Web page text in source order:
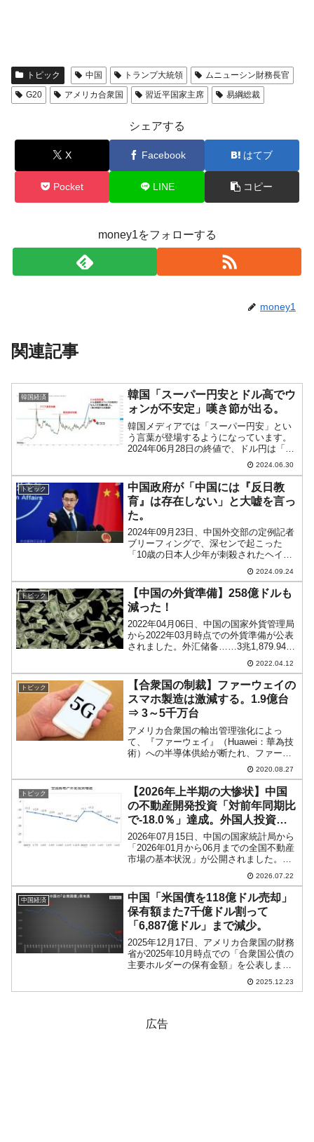
Fact1
なスーパーリーグとは？
Fact1
日本人マスターズ挑戦の歴史。松山以前に最高位
Fact1
甲子園通算本塁打、最多の清原に次いで多く打っ
ている意外な選手とは？
Fact1 セレクトセールの高額取引馬が稼いだ金額とは？
トピック 中国 トランプ大統領
ムニューシン財務長官
G20
アメリカ合衆国 習近平国家主席 易綱総裁
シェアする
X Facebook はてブ
Pocket LINE コピー
money1をフォローする
money1
関連記事
韓国経済
韓国「スーパー円安とドル高でウ
ォンが不安定」嘆き節が出る。
韓国メディアでは「スーパー円安」とい
う言葉が登場するようになっています。
2024年06月28日の終値で、ドル円は「1
ドル＝160.83円」まで円安が進行してい
ます（チャートは『Investing.com』より
引用／日足：以下同）。↑2024...
2024.06.30
トピック
中国政府が「中国には『反日教
育』は存在しない」と大嘘を言っ
た。
2024年09月23日、中国外交部の定例記者
ブリーフィングで、深センで起こった
「10歳の日本人少年が刺殺されたヘイト
クライム」について、見逃せない回答が
ありましたのでご紹介します。本件につ
いて記者が質問したこと、外交部の報道
官がなんと答えた...
2024.09.24
トピック
【中国の外貨準備】258億ドルも
減った！
2022年04月06日、中国の国家外貨管理局
から2022年03月時点での外貨準備が公表
されました。外汇储备……3兆1,879.94億
ドル(Foreign currency reserves)対前月
比：-258.33億ドル基金组织储备头
寸……...
2022.04.12
トピック
【合衆国の制裁】ファーウェイの
スマホ製造は激減する。1.9億台
⇒ 3～5千万台
アメリカ合衆国の輸出管理強化によっ
て、『ファーウェイ』（Huawei：華為技
術）への半導体供給が断たれ、ファーウ
ェイもこれでおしまいだ、といわれてい
ます。しかし、この輸出管理強化は特に
半導体に限ったことではないのです。合
衆国の技術が使われて...
2020.08.27
トピック
【2026年上半期の大惨状】中国
の不動産開発投資「対前年同期比
で-18.0％」達成。外国人投資家
は帰ってこない
2026年07月15日、中国の国家統計局から
「2026年01月から06月までの全国不動産
市場の基本状況」が公開されました。こ
れで2026年も上半期ぶんの状況が締まっ
たわけです。毎月のように今回も惨憺た
る状況です。まず「不動産開発投資の完
了状...
2026.07.22
中国経済
中国「米国債を118億ドル売却」
保有額また7千億ドル割って
「6,887億ドル」まで減少。
2025年12月17日、アメリカ合衆国の財務
省が2025年10月時点での「合衆国公債の
主要ホルダーの保有金額」を公表しまし
た。2025年10月中国：6,887億ドル⇒参
照・引用元：『アメリカ合衆国 財務省』
2025.12.23
広告